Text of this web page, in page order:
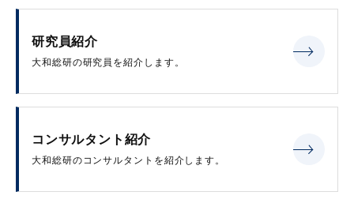
研究員紹介
大和総研の研究員を紹介します。
コンサルタント紹介
大和総研のコンサルタントを紹介します。